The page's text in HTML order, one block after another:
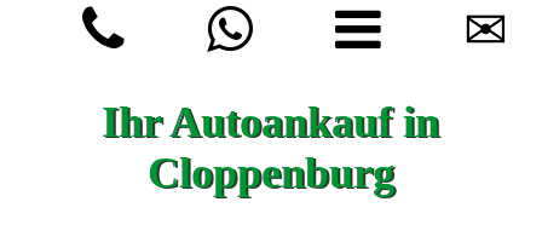
✉
Ihr Autoankauf in
Cloppenburg